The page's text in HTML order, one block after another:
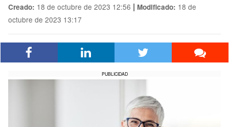
Creado: 18 de octubre de 2023 12:56 | Modificado: 18 de
octubre de 2023 13:17
PUBLICIDAD